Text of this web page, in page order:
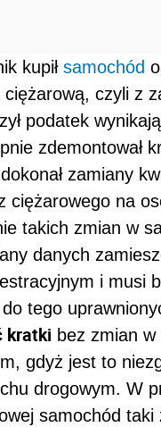
kupił samochód
ciężarową, czyli z
podatek
zdemontował
zamiany
ciężarowego na
takich zmian w
danych
i musi
do tego
kratki bez zmian
gdyż jest to
drogowym. W
samochód taki